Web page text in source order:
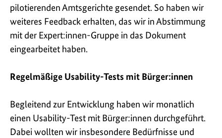
pilotierenden Amtsgerichte gesendet. So haben wir
weiteres Feedback erhalten, das wir in Abstimmung
mit der Expert:innen-Gruppe in das Dokument
eingearbeitet haben.
Regelmäßige Usability-Tests mit Bürger:innen
Begleitend zur Entwicklung haben wir monatlich
einen Usability-Test mit Bürger:innen durchgeführt.
Dabei wollten wir insbesondere Bedürfnisse und